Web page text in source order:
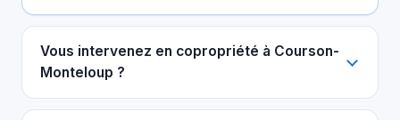
Vous intervenez en copropriété à Courson-
Monteloup ?